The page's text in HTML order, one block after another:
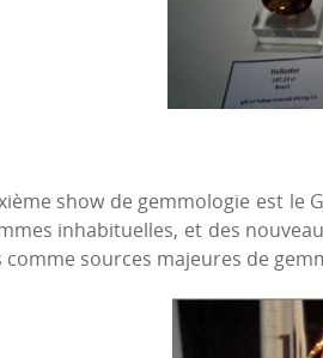
show de gemmologie est le
inhabituelles, et des
comme sources majeures de